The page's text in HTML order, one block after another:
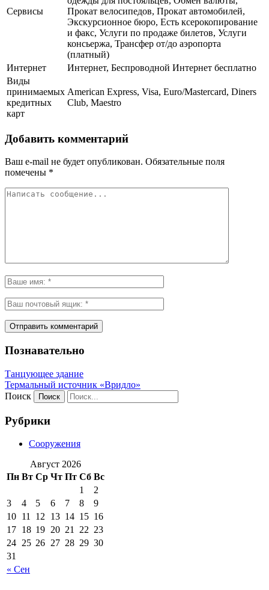
Сервисы
Прокат велосипедов, Прокат автомобилей,
Экскурсионное бюро, Есть ксерокопирование
и факс, Услуги по продаже билетов, Услуги
консьержа, Трансфер от/до аэропорта
(платный)
Интернет
Интернет, Беспроводной Интернет бесплатно
Виды
принимаемых
кредитных
карт
American Express, Visa, Euro/Mastercard, Diners
Club, Maestro
Добавить комментарий
Ваш e-mail не будет опубликован. Обязательные поля
помечены *
Познавательно
Танцующее здание
Термальный источник «Вридло»
Поиск
Рубрики
Сооружения
Август 2026
Пн Вт Ср Чт Пт Сб Вс
« Сен
1
2
3
4 5 6 7 8
9
10 11 12 13 14 15 16
17 18 19 20 21 22 23
24 25 26 27 28 29 30
31